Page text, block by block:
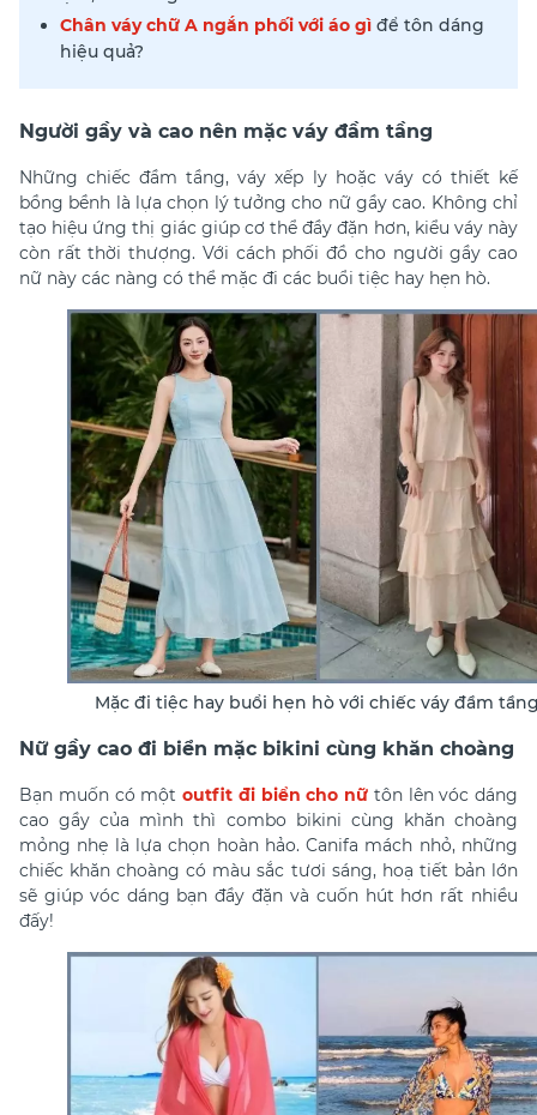
Chân váy chữ A ngắn phối với áo gì để tôn dáng
hiệu quả?
Người gầy và cao nên mặc váy đầm tầng
Những chiếc đầm tầng, váy xếp ly hoặc váy có thiết kế
bồng bềnh là lựa chọn lý tưởng cho nữ gầy cao. Không chỉ
tạo hiệu ứng thị giác giúp cơ thể đầy đặn hơn, kiểu váy này
còn rất thời thượng. Với cách phối đồ cho người gầy cao
nữ này các nàng có thể mặc đi các buổi tiệc hay hẹn hò.
Mặc đi tiệc hay buổi hẹn hò với chiếc váy đầm
Nữ gầy cao đi biển mặc bikini cùng khăn choàng
Bạn muốn có một outfit đi biển cho nữ tôn lên vóc dáng
cao gầy của mình thì combo bikini cùng khăn choàng
mỏng nhẹ là lựa chọn hoàn hảo. Canifa mách nhỏ, những
chiếc khăn choàng có màu sắc tươi sáng, hoạ tiết bản lớn
sẽ giúp vóc dáng bạn đầy đặn và cuốn hút hơn rất nhiều
đấy!